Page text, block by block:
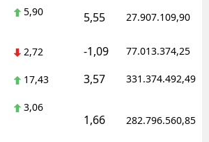
5,90 5,55 27.907.109,90
2,72 -1,09 77.013.374,25
17,43 3,57 331.374.492,49
3,06
1,66 282.796.560,85